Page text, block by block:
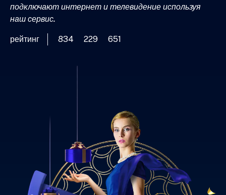
подключают интернет и телевидение используя
наш сервис.
рейтинг 834 229 651